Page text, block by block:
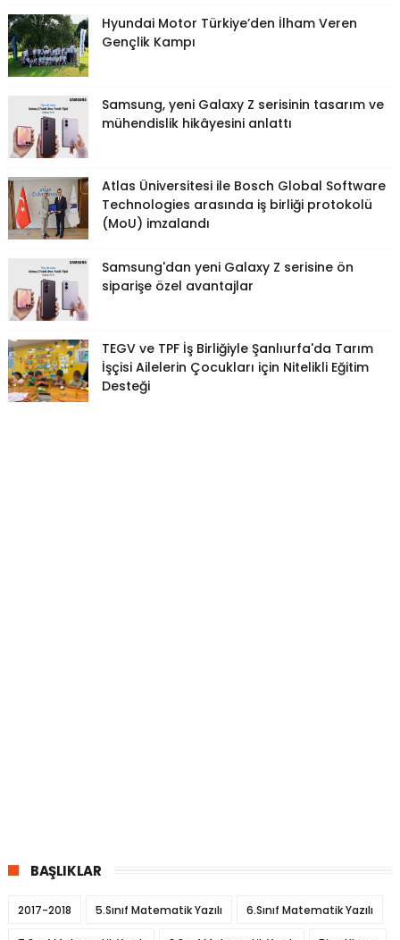
Hyundai Motor Türkiye’den İlham Veren
Gençlik Kampı
Samsung, yeni Galaxy Z serisinin tasarım ve
mühendislik hikâyesini anlattı
Atlas Üniversitesi ile Bosch Global Software
Technologies arasında iş birliği protokolü
(MoU) imzalandı
Samsung'dan yeni Galaxy Z serisine ön
siparişe özel avantajlar
TEGV ve TPF İş Birliğiyle Şanlıurfa'da Tarım
İşçisi Ailelerin Çocukları için Nitelikli Eğitim
Desteği
BAŞLIKLAR
2017-2018 5.Sınıf Matematik Yazılı 6.Sınıf Matematik Yazılı